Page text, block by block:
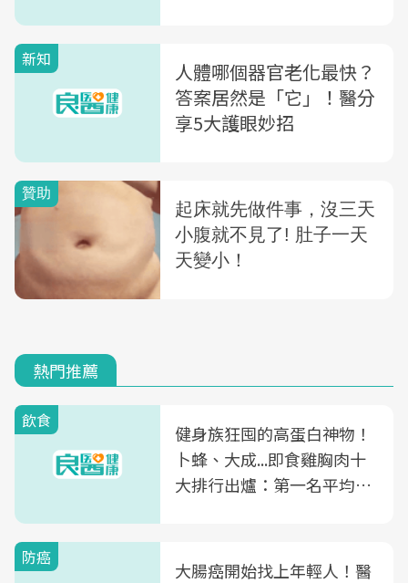
新知
人體哪個器官老化最快？
答案居然是「它」！醫分
享5大護眼妙招
熱門推薦
飲食
健身族狂囤的高蛋白神物！
卜蜂、大成...即食雞胸肉十
大排行出爐：第一名平均一
防癌
大腸癌開始找上年輕人！醫